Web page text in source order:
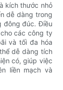
kích thước nhỏ
dễ dàng trong
đông đúc. Điều
các công ty
và tối đa hóa
dễ dàng tích
có, giúp việc
liền mạch và